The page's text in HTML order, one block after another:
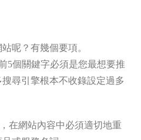
呢？有幾個要項。
5個關鍵字必須是您最想要推
尋引擎根本不收錄設定過多
在網站內容中必須適切地重